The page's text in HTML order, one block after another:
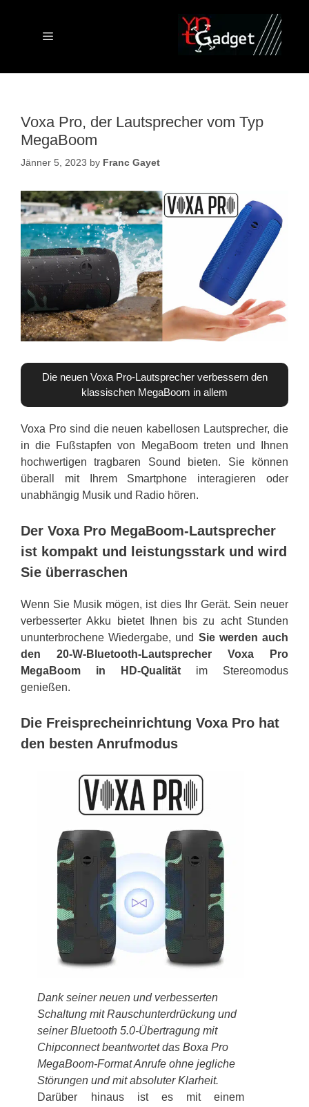
Menu
Voxa Pro, der Lautsprecher vom Typ
MegaBoom
Jänner 5, 2023 by Franc Gayet
Die neuen Voxa Pro-Lautsprecher verbessern den
klassischen MegaBoom in allem
Voxa Pro sind die neuen kabellosen Lautsprecher, die
in die Fußstapfen von MegaBoom treten und Ihnen
hochwertigen tragbaren Sound bieten. Sie können
überall mit Ihrem Smartphone interagieren oder
unabhängig Musik und Radio hören.
Der Voxa Pro MegaBoom-Lautsprecher
ist kompakt und leistungsstark und wird
Sie überraschen
Wenn Sie Musik mögen, ist dies Ihr Gerät. Sein neuer
verbesserter Akku bietet Ihnen bis zu acht Stunden
ununterbrochene Wiedergabe, und Sie werden auch
den 20-W-Bluetooth-Lautsprecher Voxa Pro
MegaBoom in HD-Qualität im Stereomodus
genießen.
Die Freisprecheinrichtung Voxa Pro hat
den besten Anrufmodus
Dank seiner neuen und verbesserten
Schaltung mit Rauschunterdrückung und
seiner Bluetooth 5.0-Übertragung mit
Chipconnect beantwortet das Boxa Pro
MegaBoom-Format Anrufe ohne jegliche
Störungen und mit absoluter Klarheit.
Darüber hinaus ist es mit einem